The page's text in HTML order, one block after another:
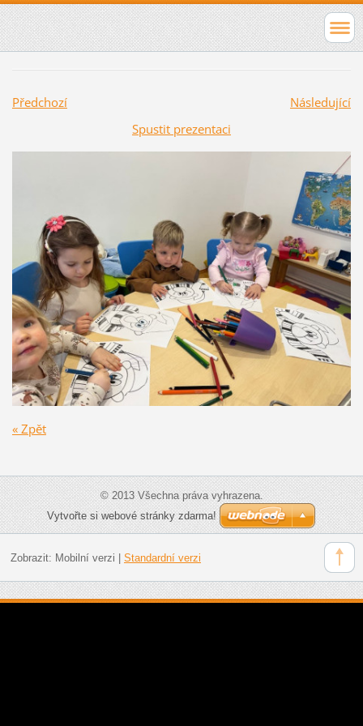
Předchozí
Následující
Spustit prezentaci
« Zpět
© 2013 Všechna práva vyhrazena.
Vytvořte si webové stránky zdarma!
Zobrazit: Mobilní verzi Standardní verzi